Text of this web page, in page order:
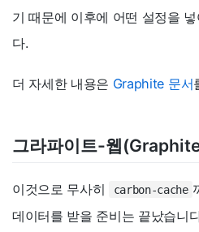
기 때문에 이후에 어떤 설정을
다.
더 자세한 내용은 Graphite 문서
그라파이트-웹
이것으로 무사히 carbon-cache
데이터를 받을 준비는 끝났습니